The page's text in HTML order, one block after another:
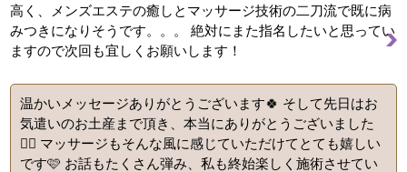
高く、メンズエステの癒しとマッサージ技術の二刀流で既に病
みつきになりそうです。。。 絶対にまた指名したいと思ってい
ますので次回も宜しくお願いします！
温かいメッセージありがとうございます🍀 そして先日はお
気遣いのお土産まで頂き、本当にありがとうございました
🙇‍♀️ マッサージもそんな風に感じていただけてとても嬉しい
です🩷 お話もたくさん弾み、私も終始楽しく施術させてい